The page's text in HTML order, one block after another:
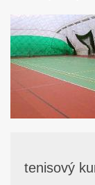
tenisový